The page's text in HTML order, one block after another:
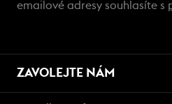
emailové adresy souhlasíte s
ZAVOLEJTE NÁM